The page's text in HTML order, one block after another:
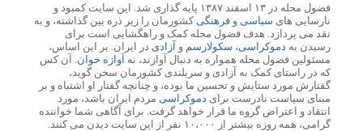
فضول محله در ۱۳ اسفند ۱۳۸۷ پایه گذاری شد. این سایت کمبود و
نارسایی های سیاسی و فرهنگی کشورمان را زیر ذره بین گذاشته، و به
نقد می پردازد. هدف فضول محله کمک و راهگشایی است برای
رسیدن به دموکراسی، سکولارسم و آزادی در ایران. بر این اساس،
مسئولین فضول محله همواره به دنبال آوازند، نه آوازه خوان . آن کس
که در راستای کمک به آزادی و سربلندی کشورمان سخن گوید،
گفتارش مورد ستایش و تحسین ما بوده، و چنانچه گفتار او اشتباه و بر
مبنای سیاست نادرست برای دموکراسی مردم ایران باشد، مورد
انتقاد و اعتراض گروه ما قرار خواهد گرفت. برای آگاهی شما خواننده
گرامی، همه روزه بیشتر از ۱۰،۰۰۰ نفر از این سایت دیدن می کنند.